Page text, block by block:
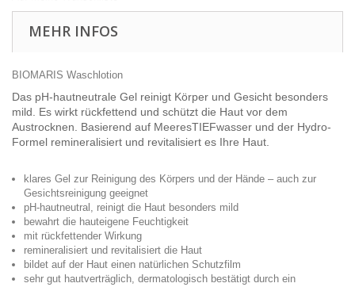
MEHR INFOS
BIOMARIS Waschlotion
Das pH-hautneutrale Gel reinigt Körper und Gesicht besonders
mild. Es wirkt rückfettend und schützt die Haut vor dem
Austrocknen. Basierend auf MeeresTIEFwasser und der Hydro-
Formel remineralisiert und revitalisiert es Ihre Haut.
klares Gel zur Reinigung des Körpers und der Hände – auch zur
Gesichtsreinigung geeignet
pH-hautneutral, reinigt die Haut besonders mild
bewahrt die hauteigene Feuchtigkeit
mit rückfettender Wirkung
remineralisiert und revitalisiert die Haut
bildet auf der Haut einen natürlichen Schutzfilm
sehr gut hautverträglich, dermatologisch bestätigt durch ein